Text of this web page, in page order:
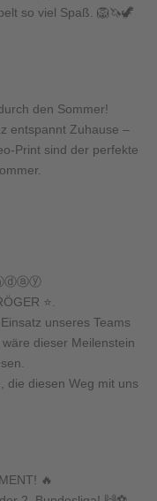
so viel Spaß. 🦁🦄🦖
den Sommer!
entspannt Zuhause –
Print sind der perfekte
⭐.
unseres Teams
dieser Meilenstein
die diesen Weg mit uns
🔥